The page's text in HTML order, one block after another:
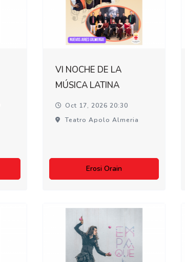
VI NOCHE DE LA
MÚSICA LATINA
Oct 17, 2026 20:30
Teatro Apolo Almeria
Erosi Orain